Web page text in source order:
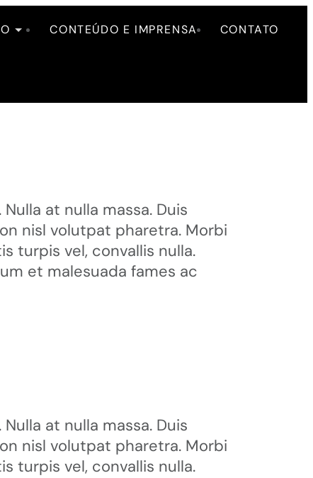
CONTEÚDO E IMPRENSA CONTATO
at nulla massa. Duis
nisl volutpat pharetra. Morbi
turpis vel, convallis nulla.
et malesuada fames ac
at nulla massa. Duis
nisl volutpat pharetra. Morbi
turpis vel, convallis nulla.